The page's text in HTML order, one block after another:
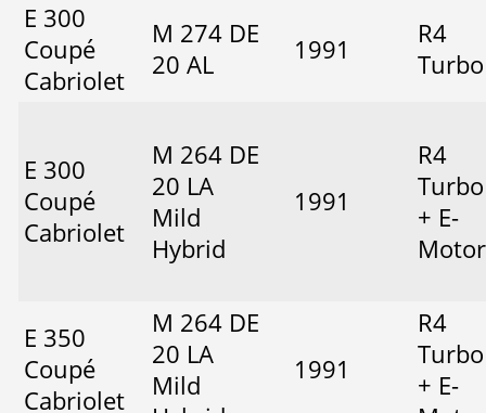
E 300
Coupé
Cabriolet
M 274 DE
20 AL
1991
R4
Turbo
E 300
Coupé
Cabriolet
M 264 DE
20 LA
Mild
Hybrid
1991
R4
Turbo
+ E-
Motor
E 350
Coupé
Cabriolet
M 264 DE
20 LA
Mild
1991
R4
Turbo
+ E-